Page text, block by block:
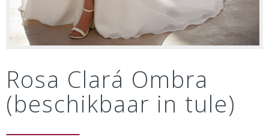
Rosa Clará Ombra
(beschikbaar in tule)